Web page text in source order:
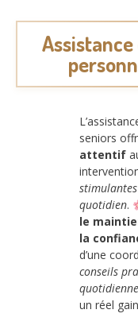
seniors
attentif
quotidien.
le
la
d’une
conseils
quotidienne
un réel